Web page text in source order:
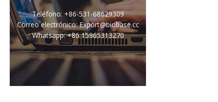
Teléfono: +86-531-68629309
Correo electrónico: Export@biobase.cc
Whatsapp: +86 15965313270